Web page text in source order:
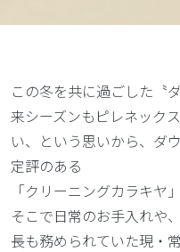
この冬を共に過ごした〝
来シーズンもピレネック
い、という思いから、ダ
定評のある
「クリーニングカラキヤ
そこで日常のお手入れや
長も務められていた現・